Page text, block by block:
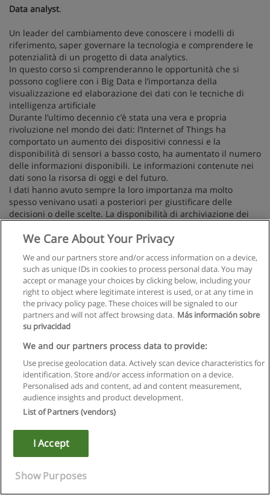
Data analyst.
Un leader del cambiamento deve conoscere i modelli di
riferimento, saper governare la tecnologia e comprendere le
potenzialità di un progetto di data analytics.
In questo corso si comprenderanno le opportunità che si
possono cogliere con i Big Data e l’importanza della
visualizzazione ed elaborazione dei dati con le tecniche di
intelligenza artificiale
Durante l’ultimo decennio c’è stata una vera e propria
rivoluzione nel mondo dei dati: l’Internet of Things ha
comportato un aumento dei dispositivi connessi e la
disponibilità di sensori a basso costo, ha aumentato il numero
delle informazioni disponibili. Le informazioni contenute nei
dati sono la risorsa di oggi e del futuro.
I dati hanno avuto sempre la loro importanza ma molto
spesso venivano usati a posteriori per giustificare delle
decisioni o delle scelte. La disponibilità di archiviazione dei
ribaltare la logica precedente e, di conseguenza, di
comprendere i fenomeni attraverso lo studio dei dati generati
dagli stessi fenomeni analizzati, generando quindi un
approccio nuovo data driven.
Ma quali sono le potenzialità offerte da questi nuovi sistemi,
basati sull’ intelligenza artificiale, in grado di apprendere?
Potremmo rispondere suddividendole in tre punti:
1) Comprendere il linguaggio naturale, le immagini e le altre
forme di dati non strutturati.
2) Trovare delle evidenze e formulare delle ipotesi
analizzando i dati.
3) Migliorare il sistema di “risposte” nel tempo: ad ogni
interazione questi sistemi apprendono e sono in grado di
migliorare la propria conoscenza.
A titolo esemplificativo, senza entrare nel dettaglio, il
riconoscimento delle immagini potrebbe permettere di
riutilizzare, senza alcuno sforzo, componenti o parti di
elaborati che siano già state progettate in passato. E ancora,
la possibilità di trovare evidenze e formulare ipotesi
modelli predittivi come il comportamento di acquisto o la
previsione della domanda di mercato che possono indirizzare
We Care About Your Privacy
We and our partners store and/or access information on a device,
such as unique IDs in cookies to process personal data. You may
accept or manage your choices by clicking below, including your
right to object where legitimate interest is used, or at any time in
the privacy policy page. These choices will be signaled to our
partners and will not affect browsing data. Más información sobre
su privacidad
We and our partners process data to provide:
Use precise geolocation data. Actively scan device characteristics for
identification. Store and/or access information on a device.
Personalised ads and content, ad and content measurement,
audience insights and product development.
List of Partners (vendors)
I Accept
Show Purposes